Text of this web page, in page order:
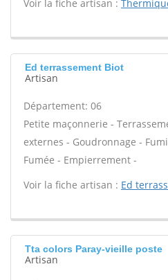
Voir la fiche artisan :
Ed terrassement Biot
Artisan
Département: 06
Petite maçonnerie -
externes - Goudronnage -
Fumée - Empierrement -
Voir la fiche artisan : Ed
Tta colors Paray-vieille poste
Artisan